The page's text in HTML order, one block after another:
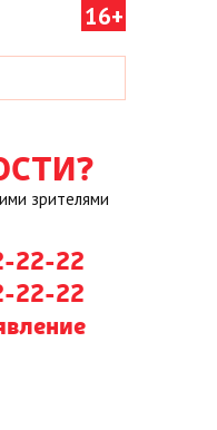
16+
зрителями
22-22
22-22